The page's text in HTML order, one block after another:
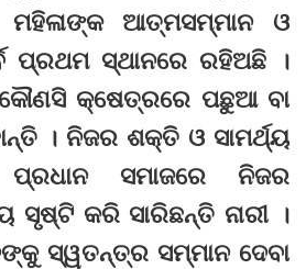
ମହିଳାଙ୍କ ଆତ୍ମସମ୍ମାନ ଓ
ପ୍ରଥମ ସ୍ଥାନରେ ରହିଅଛି ।
କ୍ଷେତ୍ରରେ ପଛୁଆ ବା
। ନିଜର ଶକ୍ତି ଓ ସାମର୍ଥ୍ୟ
ସମାଜରେ ନିଜର
କରି ସାରିଛନ୍ତି ନାରୀ ।
ସ୍ୱତନ୍ତ୍ର ସମ୍ମାନ ଦେବା